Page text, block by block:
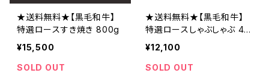
★送料無料★【黒毛和牛】
特選ロースすき焼き 800g
¥15,500
SOLD OUT
★送料無料★【黒毛和牛】
特選ロースしゃぶしゃぶ 40
0g
¥12,100
SOLD OUT